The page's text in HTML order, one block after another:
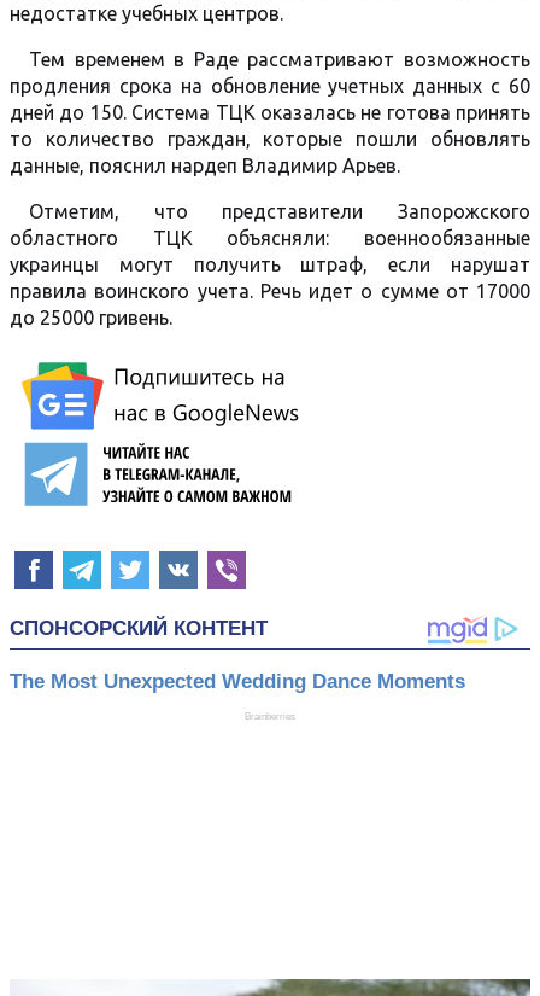
недостатке учебных центров.
Тем временем в Раде рассматривают возможность
продления срока на обновление учетных данных с 60
дней до 150. Система ТЦК оказалась не готова принять
то количество граждан, которые пошли обновлять
данные, пояснил нардеп Владимир Арьев.
Отметим, что представители Запорожского
областного ТЦК объясняли: военнообязанные
украинцы могут получить штраф, если нарушат
правила воинского учета. Речь идет о сумме от 17000
до 25000 гривень.